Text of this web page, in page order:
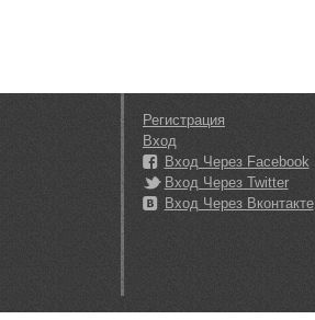
Регистрация
Вход
Вход Через Facebook
Вход Через Twitter
Вход Через Вконтакте